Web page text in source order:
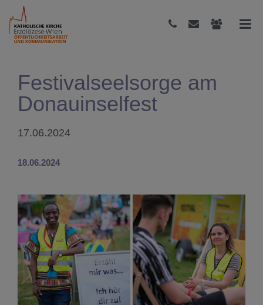
Festivalseelsorge am
Donauinselfest
17.06.2024
18.06.2024